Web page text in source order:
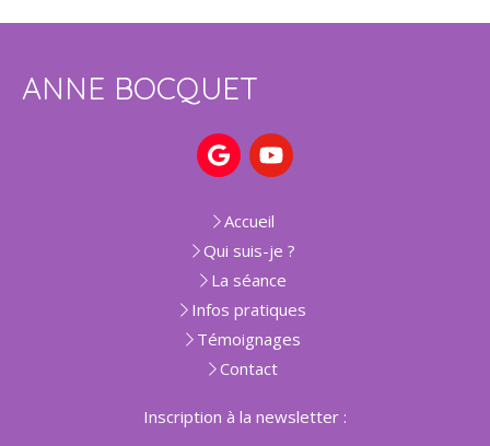
ANNE BOCQUET
Accueil
Qui suis-je ?
La séance
Infos pratiques
Témoignages
Contact
Inscription à la newsletter :